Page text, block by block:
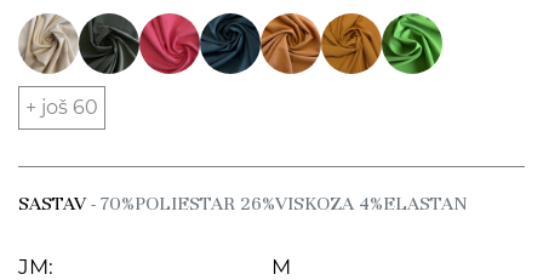
+ još 60
SASTAV- 70%POLIESTAR 26%VISKOZA 4%ELASTAN
JM:
M